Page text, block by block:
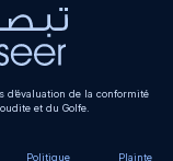
d’évaluation de la conformité
et du Golfe.
Politique
Plainte